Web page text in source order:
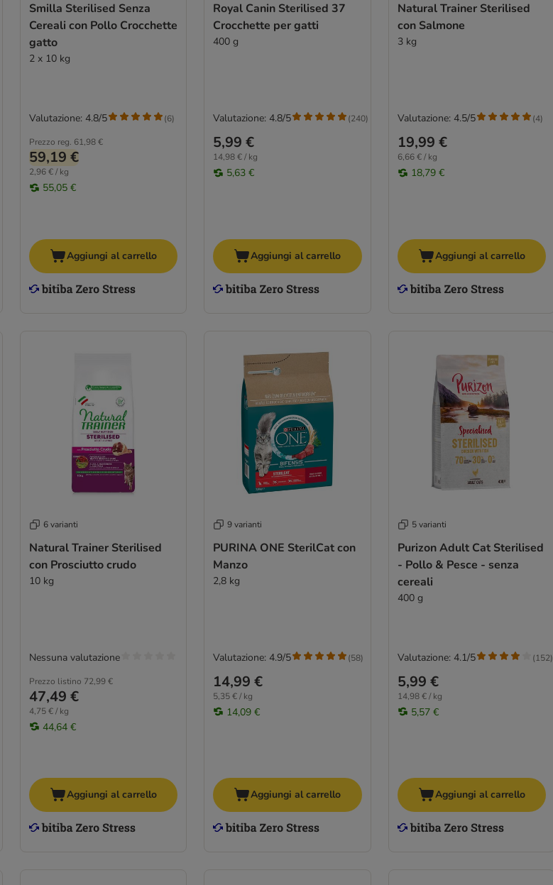
Smilla Sterilised Senza
Cereali con Pollo Crocchette
gatto
2 x 10 kg
Prezzo reg. 61,98 €
59,19 €
2,96 € / kg
55,05 €
Valutazione: 4.8/5 (6)
Aggiungi al carrello
Royal Canin Sterilised 37
Crocchette per gatti
400 g
5,99 €
14,98 € / kg
5,63 €
Valutazione: 4.8/5 (240)
Aggiungi al carrello
Natural Trainer Sterilised
con Salmone
3 kg
19,99 €
6,66 € / kg
18,79 €
Valutazione: 4.5/5 (4)
Aggiungi al carrello
6 varianti
Natural Trainer Sterilised
con Prosciutto crudo
10 kg
Prezzo listino 72,99 €
47,49 €
4,75 € / kg
44,64 €
Nessuna valutazione
Aggiungi al carrello
9 varianti
PURINA ONE SterilCat con
Manzo
2,8 kg
14,99 €
5,35 € / kg
14,09 €
Valutazione: 4.9/5 (58)
Aggiungi al carrello
5 varianti
Purizon Adult Cat Sterilised
- Pollo & Pesce - senza
cereali
400 g
5,99 €
14,98 € / kg
5,57 €
Valutazione: 4.1/5 (152)
Aggiungi al carrello